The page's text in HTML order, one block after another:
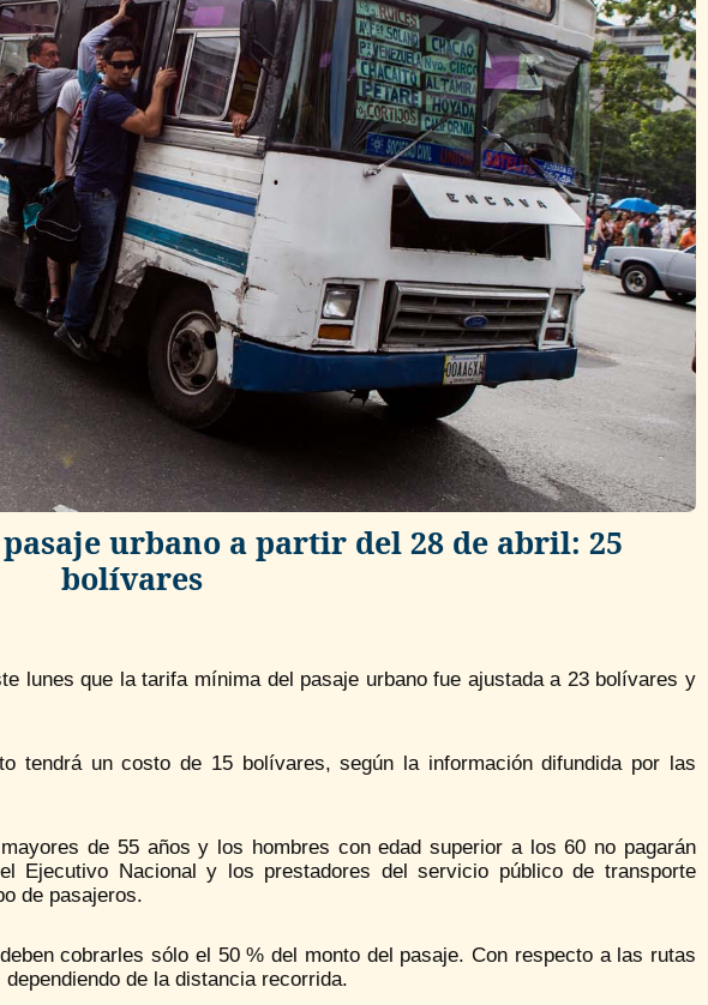
urbano a partir del 28 de abril: 25
bolívares
lunes que la tarifa mínima del pasaje urbano fue ajustada a 23 bolívares y
tendrá un costo de 15 bolívares, según la información difundida por las
de 55 años y los hombres con edad superior a los 60 no pagarán
Ejecutivo Nacional y los prestadores del servicio público de transporte
de pasajeros.
cobrarles sólo el 50 % del monto del pasaje. Con respecto a las rutas
de la distancia recorrida.